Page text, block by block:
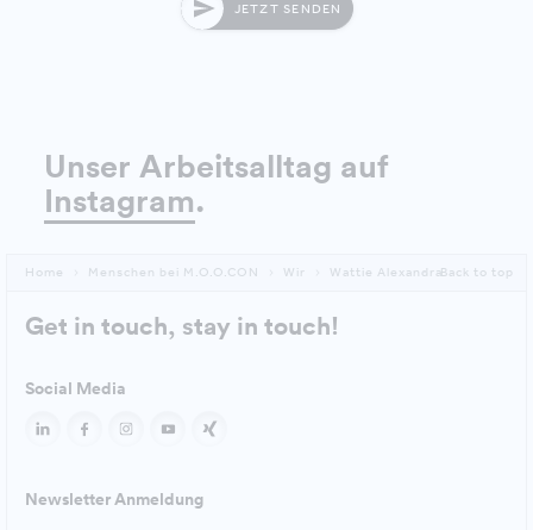
JETZT SENDEN
Unser Arbeitsalltag auf
Instagram.
Home Menschen bei M.O.O.CON Wir Wattie AlexandraBack to top
Get in touch, stay in touch!
Social Media
Newsletter Anmeldung